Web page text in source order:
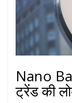
Nano
ट्रेंड की